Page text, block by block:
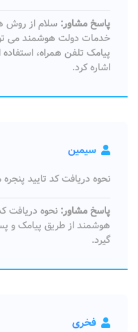
پاسخ مشاور: سلام از روش
خدمات دولت هوشمند می
اشاره کرد.
سیمین
نحوه دریافت کد تایید
پاسخ مشاور: نحوه دریافت
هوشمند از طریق پیامک و
گیرد.
فخری